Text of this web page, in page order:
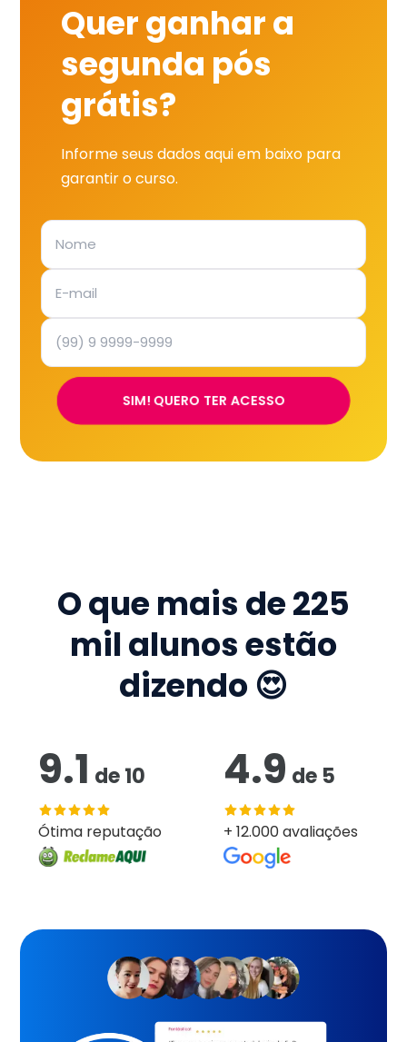
Quer ganhar a
segunda pós
grátis?
Informe seus dados aqui em baixo para
garantir o curso.
SIM! QUERO TER ACESSO
O que mais de225
mil alunos estão
dizendo 😍
9.1 de10
Ótima reputação
4.9 de 5
+ 12.000 avaliações